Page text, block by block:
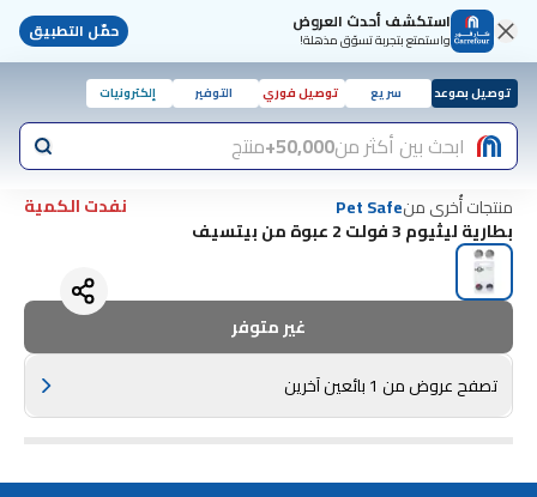
استكشف أحدث العروض
واستمتع بتجربة تسوّق مذهلة! حمّل التطبيق
توصيل بموعد سريع توصيل فوري التوفير إلكترونيات
ابحث بين أكثر من50,000+ منتج
منتجات أُخرى منPet Safe
نفدت الكمية
بطارية ليثيوم 3 فولت 2 عبوة من بيتسيف
غير متوفر
تصفح عروض من 1 بائعين آخرين